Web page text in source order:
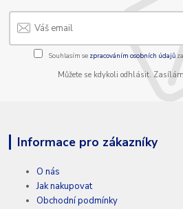
Souhlasím se zpracováním osobních údajů
Můžete se kdykoli odhlásit.
Informace pro zákazníky
O nás
Jak nakupovat
Obchodní podmínky